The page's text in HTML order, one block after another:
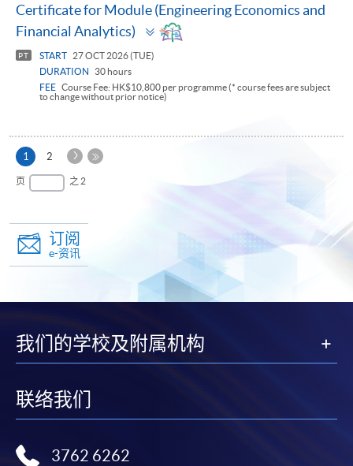
Certificate for Module (Engineering Economics and
Financial Analytics)
Toggle
panel
PT START
27 OCT 2026 (TUE)
DURATION
30 hours
FEE Course Fee: HK$10,800 per programme (* course fees are subject
to change without prior notice)
1
本
页
2
下
页
页 之 2
订阅
e-资讯
我们的学校及附属机构
联络我们
3762 6262